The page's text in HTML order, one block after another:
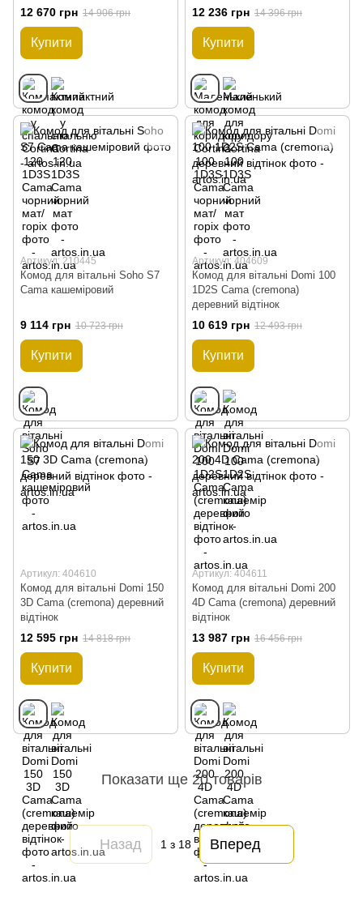
12 670 грн 14 906 грн
Купити
12 236 грн 14 396 грн
Купити
Артикул: 210445
Комод для вітальні Soho S7
Cama кашеміровий
9 114 грн 10 723 грн
Купити
Артикул: 404609
Комод для вітальні Domi 100
1D2S Cama (cremona)
деревний відтінок
10 619 грн 12 493 грн
Купити
Артикул: 404610
Комод для вітальні Domi 150
3D Cama (cremona) деревний
відтінок
12 595 грн 14 818 грн
Купити
Артикул: 404611
Комод для вітальні Domi 200
4D Cama (cremona) деревний
відтінок
13 987 грн 16 456 грн
Купити
Показати ще 20 товарів
Назад 1 з 18 Вперед